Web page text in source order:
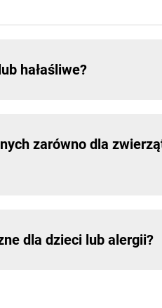
hałaśliwe?
zarówno dla
dla dzieci lub alergii?